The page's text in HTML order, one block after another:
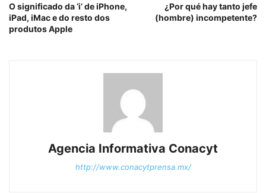
O significado da ‘i’ de iPhone,
iPad, iMac e do resto dos
produtos Apple
¿Por qué hay tanto jefe
(hombre) incompetente?
Agencia Informativa Conacyt
http://www.conacytprensa.mx/